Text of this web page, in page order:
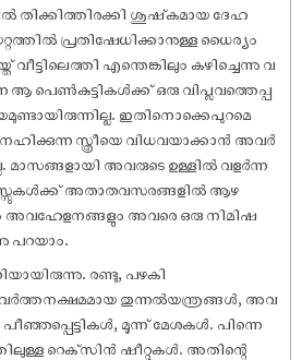
തിക്കിത്തിരക്കി ശുഷ്‌കമായ ദേഹ
പ്രതിഷേധിക്കാനുള്ള ധൈര്യം
വീട്ടിലെത്തി എന്തെങ്കിലും കഴിച്ചെന്നു വ
ആ പെൺകുട്ടികൾക്ക് ഒരു വിപ്ലവത്തെപ്പ
ഇതിനൊക്കെപുറമെ
സ്ത്രീയെ വിധവയാക്കാൻ അവർ
മാസങ്ങളായി അവരുടെ ഉള്ളിൽ വളർന്ന
അതാതവസരങ്ങളിൽ ആഴ
അവഹേളനങ്ങളും അവരെ ഒരു നിമിഷ
പറയാം.
രണ്ടു, പഴകി
തുന്നൽയന്ത്രങ്ങൾ, അവ
പീഞ്ഞപ്പെട്ടികൾ, മൂന്ന് മേശകൾ. പിന്നെ
റെക്‌സിൻ ഷീറ്റുകൾ. അതിന്റെ